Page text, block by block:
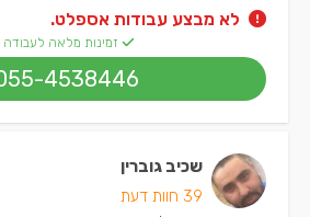
לא מבצע עבודות אספלט.
זמינות מלאה לעבודה
4538446
שכיב גוברין
39 חוות דעת